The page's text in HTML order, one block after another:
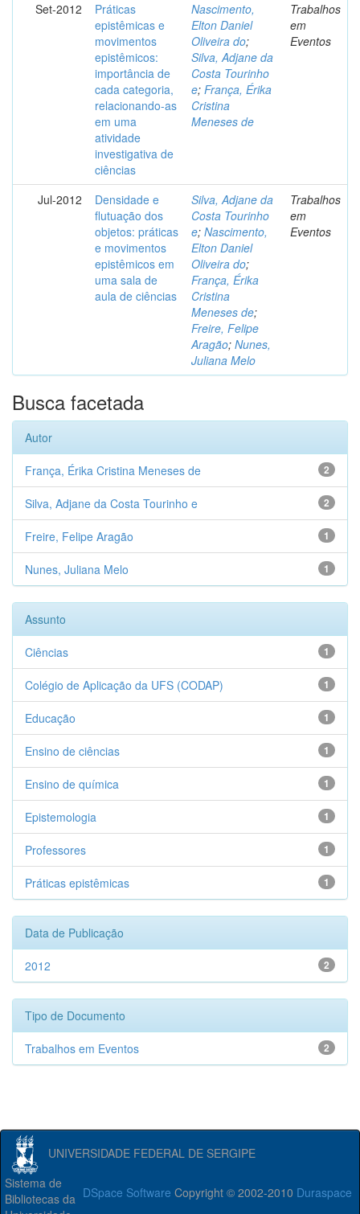
Set-2012
Práticas
epistêmicas e
movimentos
epistêmicos:
importância de
cada categoria,
relacionando-as
em uma
atividade
investigativa de
ciências
Nascimento,
Elton Daniel
Oliveira do;
Silva, Adjane da
Costa Tourinho
e; França, Érika
Cristina
Meneses de
Trabalhos
em
Eventos
Jul-2012
Densidade e
flutuação dos
objetos: práticas
e movimentos
epistêmicos em
uma sala de
aula de ciências
Silva, Adjane da
Costa Tourinho
e; Nascimento,
Elton Daniel
Oliveira do;
França, Érika
Cristina
Meneses de;
Freire, Felipe
Aragão; Nunes,
Juliana Melo
Trabalhos
em
Eventos
Busca facetada
Autor
2
França, Érika Cristina Meneses de
2
Silva, Adjane da Costa Tourinho e
1
Freire, Felipe Aragão
1
Nunes, Juliana Melo
Assunto
1
Ciências
1
Colégio de Aplicação da UFS (CODAP)
1
Educação
1
Ensino de ciências
1
Ensino de química
1
Epistemologia
1
Professores
1
Práticas epistêmicas
Data de Publicação
2
2012
Tipo de Documento
2
Trabalhos em Eventos
UNIVERSIDADE FEDERAL DE SERGIPE
DSpace Software Copyright © 2002-2010 Duraspace
Sistema de
Bibliotecas da